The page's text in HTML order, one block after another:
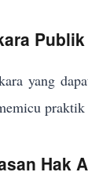
Publik
yang
Hak